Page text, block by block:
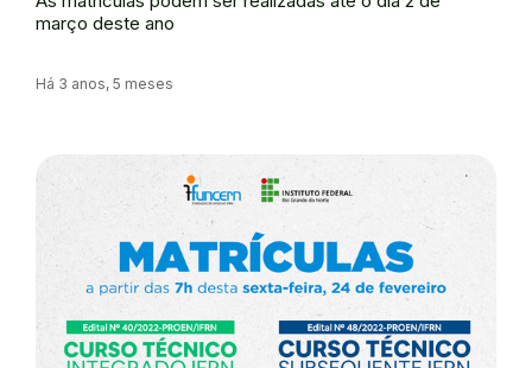
março deste ano
Há 3 anos, 5 meses